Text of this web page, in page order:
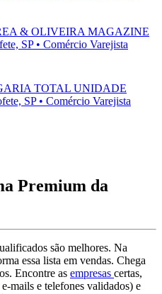
& OLIVEIRA MAGAZINE
SP • Comércio Varejista
TOTAL UNIDADE
SP • Comércio Varejista
Premium da
são melhores. Na
essa lista em vendas. Chega
Encontre as empresas certas,
mails e telefones validados) e